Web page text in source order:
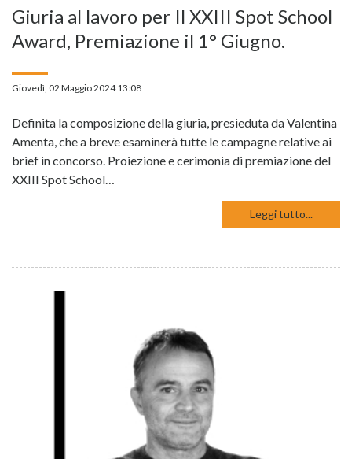
Giuria al lavoro per Il XXIII Spot School
Award, Premiazione il 1° Giugno.
Giovedì, 02 Maggio 2024 13:08
Definita la composizione della giuria, presieduta da Valentina
Amenta, che a breve esaminerà tutte le campagne relative ai
brief in concorso. Proiezione e cerimonia di premiazione del
XXIII Spot School…
Leggi tutto...